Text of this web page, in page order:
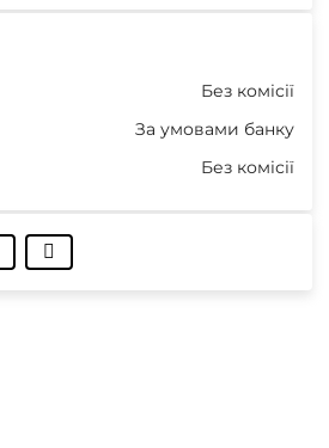
Без комісії
За умовами банку
Без комісії